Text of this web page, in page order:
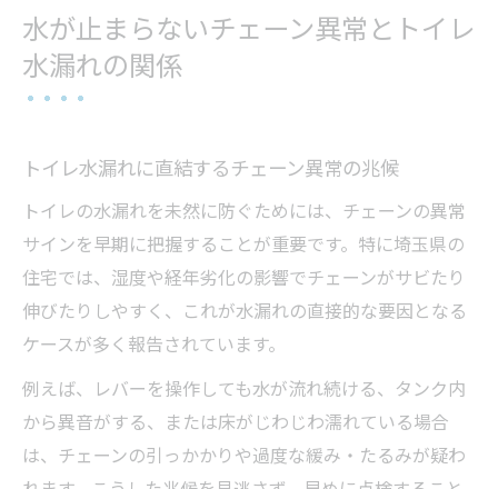
水が止まらないチェーン異常とトイレ
水漏れの関係
トイレ水漏れに直結するチェーン異常の兆候
トイレの水漏れを未然に防ぐためには、チェーンの異常
サインを早期に把握することが重要です。特に埼玉県の
住宅では、湿度や経年劣化の影響でチェーンがサビたり
伸びたりしやすく、これが水漏れの直接的な要因となる
ケースが多く報告されています。
例えば、レバーを操作しても水が流れ続ける、タンク内
から異音がする、または床がじわじわ濡れている場合
は、チェーンの引っかかりや過度な緩み・たるみが疑わ